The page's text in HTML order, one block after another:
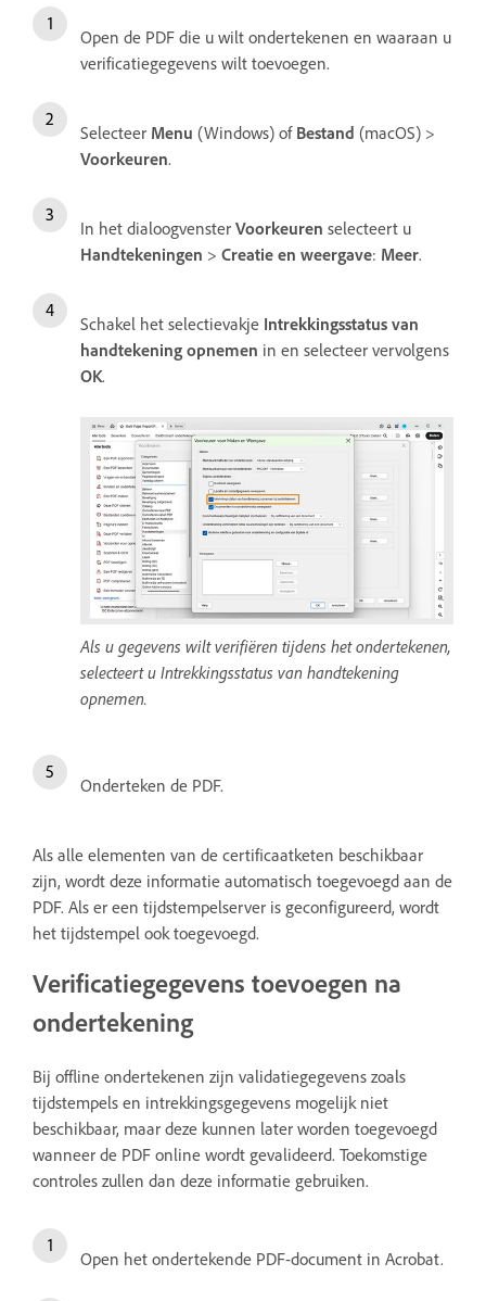
Open de PDF die u wilt ondertekenen en waaraan u
verificatiegegevens wilt toevoegen.
Selecteer Menu (Windows) of Bestand (macOS) >
Voorkeuren.
In het dialoogvenster Voorkeuren selecteert u
Handtekeningen > Creatie en weergave: Meer.
Schakel het selectievakje Intrekkingsstatus van
handtekening opnemen in en selecteer vervolgens
OK.
Als u gegevens wilt verifiëren tijdens het ondertekenen,
selecteert u Intrekkingsstatus van handtekening
opnemen.
Onderteken de PDF.
Als alle elementen van de certificaatketen beschikbaar
zijn, wordt deze informatie automatisch toegevoegd aan de
PDF. Als er een tijdstempelserver is geconfigureerd, wordt
het tijdstempel ook toegevoegd.
Verificatiegegevens toevoegen na
ondertekening
Bij offline ondertekenen zijn validatiegegevens zoals
tijdstempels en intrekkingsgegevens mogelijk niet
beschikbaar, maar deze kunnen later worden toegevoegd
wanneer de PDF online wordt gevalideerd. Toekomstige
controles zullen dan deze informatie gebruiken.
Open het ondertekende PDF-document in Acrobat.